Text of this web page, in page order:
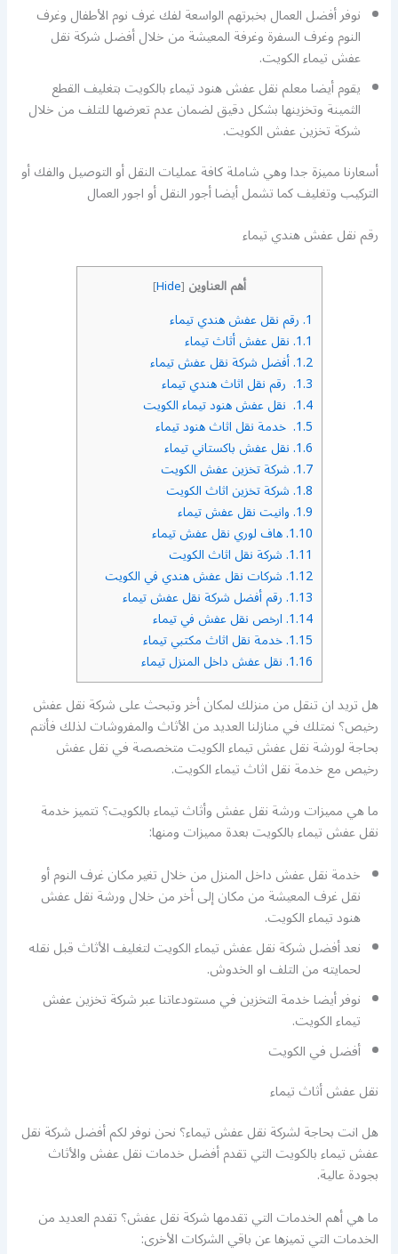
نوفر أفضل العمال بخبرتهم الواسعة لفك غرف نوم الأطفال وغرف
النوم وغرف السفرة وغرفة المعيشة من خلال أفضل شركة نقل
عفش تيماء الكويت.
يقوم أيضا معلم نقل عفش هنود تيماء بالكويت بتغليف القطع
الثمينة وتخزينها بشكل دقيق لضمان عدم تعرضها للتلف من خلال
شركة تخزين عفش الكويت.
أسعارنا مميزة جدا وهي شاملة كافة عمليات النقل أو التوصيل والفك أو
التركيب وتغليف كما تشمل أيضا أجور النقل أو اجور العمال
رقم نقل عفش هندي تيماء
أهم العناوين [
Hide
]
1. رقم نقل عفش هندي تيماء
1.1. نقل عفش أثاث تيماء
1.2. أفضل شركة نقل عفش تيماء
1.3. رقم نقل اثاث هندي تيماء
1.4. نقل عفش هنود تيماء الكويت
1.5. خدمة نقل اثاث هنود تيماء
1.6. نقل عفش باكستاني تيماء
1.7. شركة تخزين عفش الكويت
1.8. شركة تخزين اثاث الكويت
1.9. وانيت نقل عفش تيماء
1.10. هاف لوري نقل عفش تيماء
1.11. شركة نقل اثاث الكويت
1.12. شركات نقل عفش هندي في الكويت
1.13. رقم أفضل شركة نقل عفش تيماء
1.14. ارخص نقل عفش في تيماء
1.15. خدمة نقل اثاث مكتبي تيماء
1.16. نقل عفش داخل المنزل تيماء
هل تريد ان تنقل من منزلك لمكان أخر وتبحث على شركة نقل عفش
رخيص؟ نمتلك في منازلنا العديد من الأثاث والمفروشات لذلك فأنتم
بحاجة لورشة نقل عفش تيماء الكويت متخصصة في نقل عفش
رخيص مع خدمة نقل اثاث تيماء الكويت.
ما هي مميزات ورشة نقل عفش وأثاث تيماء بالكويت؟ تتميز خدمة
نقل عفش تيماء بالكويت بعدة مميزات ومنها:
خدمة نقل عفش داخل المنزل من خلال تغير مكان غرف النوم أو
نقل غرف المعيشة من مكان إلى أخر من خلال ورشة نقل عفش
هنود تيماء الكويت.
نعد أفضل شركة نقل عفش تيماء الكويت لتغليف الأثاث قبل نقله
لحمايته من التلف او الخدوش.
نوفر أيضا خدمة التخزين في مستودعاتنا عبر شركة تخزين عفش
تيماء الكويت.
أفضلفي الكويت
نقل عفش أثاث تيماء
هل انت بحاجة لشركة نقل عفش تيماء؟ نحن نوفر لكم أفضل شركة نقل
عفش تيماء بالكويت التي تقدم أفضل خدمات نقل عفش والأثاث
بجودة عالية.
ما هي أهم الخدمات التي تقدمها شركة نقل عفش؟ تقدم العديد من
الخدمات التي تميزها عن باقي الشركات الأخرى: